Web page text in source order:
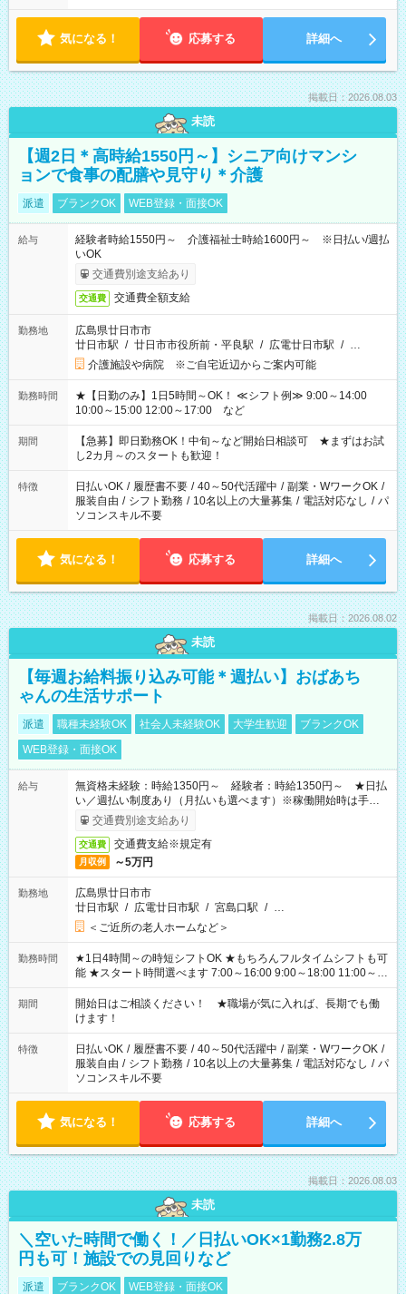
気になる！ 応募する 詳細へ
掲載日：2026.08.03
未読
【週2日＊高時給1550円～】シニア向けマンシ
ョンで食事の配膳や見守り＊介護
派遣 ブランクOK WEB登録・面接OK
給与
経験者時給1550円～ 介護福祉士時給1600円～ ※日払い/週払
いOK
交通費別途支給あり
交通費 交通費全額支給
勤務地
広島県廿日市市
廿日市駅 / 廿日市市役所前・平良駅 / 広電廿日市駅 / …
介護施設や病院 ※ご自宅近辺からご案内可能
勤務時間
★【日勤のみ】1日5時間～OK！ ≪シフト例≫ 9:00～14:00
10:00～15:00 12:00～17:00 など
期間
【急募】即日勤務OK！中旬～など開始日相談可 ★まずはお試
し2カ月～のスタートも歓迎！
特徴 日払いOK / 履歴書不要 / 40～50代活躍中 / 副業・WワークOK /
服装自由 / シフト勤務 / 10名以上の大量募集 / 電話対応なし / パ
ソコンスキル不要
気になる！ 応募する 詳細へ
掲載日：2026.08.02
未読
【毎週お給料振り込み可能＊週払い】おばあち
ゃんの生活サポート
派遣 職種未経験OK 社会人未経験OK 大学生歓迎
ブランクOK
WEB登録・面接OK
給与
無資格未経験：時給1350円～ 経験者：時給1350円～ ★日払
い／週払い制度あり（月払いも選べます）※稼働開始時は手続き
完了次第のお支払いとなります。
交通費別途支給あり
交通費 交通費支給※規定有
月収例 ～5万円
勤務地
広島県廿日市市
廿日市駅 / 広電廿日市駅 / 宮島口駅 / …
＜ご近所の老人ホームなど＞
勤務時間
★1日4時間～の時短シフトOK ★もちろんフルタイムシフトも可
能 ★スタート時間選べます 7:00～16:00 9:00～18:00 11:00～
20:00 など 残業なし！ ※Wワークの場合、他のお仕事と合わせ
週40時間超の就業はご案内できません ※法令に基づき、週20時
間以上勤務は社会保険への加入対象となります ※労働者派遣法
（日雇い派遣の原則禁止）により、短時間・短期間の就業はご
案内が難しい場合があります
期間
開始日はご相談ください！ ★職場が気に入れば、長期でも働
けます！
特徴 日払いOK / 履歴書不要 / 40～50代活躍中 / 副業・WワークOK /
服装自由 / シフト勤務 / 10名以上の大量募集 / 電話対応なし / パ
ソコンスキル不要
気になる！ 応募する 詳細へ
掲載日：2026.08.03
未読
＼空いた時間で働く！／日払いOK×1勤務2.8万
円も可！施設での見回りなど
派遣 ブランクOK WEB登録・面接OK